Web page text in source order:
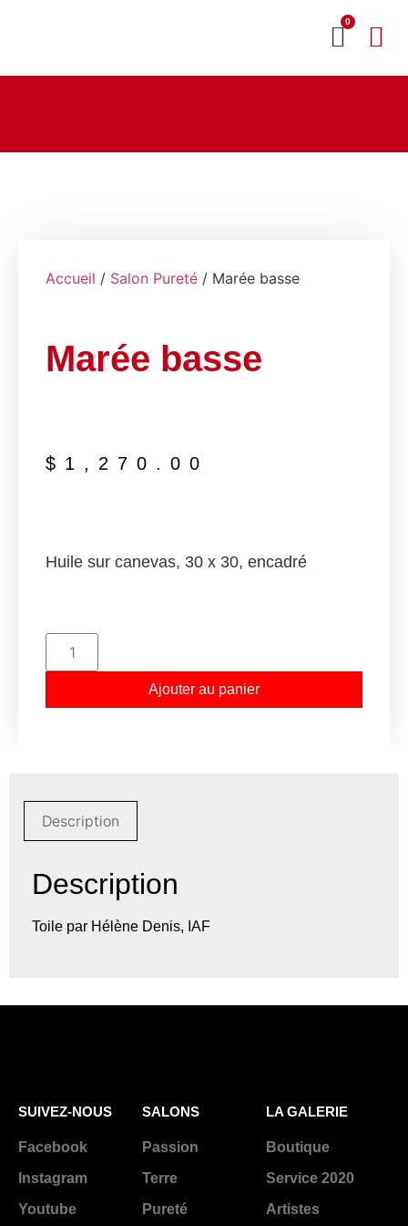
0
Accueil / Salon Pureté / Marée basse
Marée basse
$ 1,270.00
Huile sur canevas, 30 x 30, encadré
Ajouter au panier
Description
Description
Toile par Hélène Denis, IAF
SUIVEZ-NOUS
Facebook
Instagram
Youtube
SALONS
Passion
Terre
Pureté
LA GALERIE
Boutique
Service 2020
Artistes